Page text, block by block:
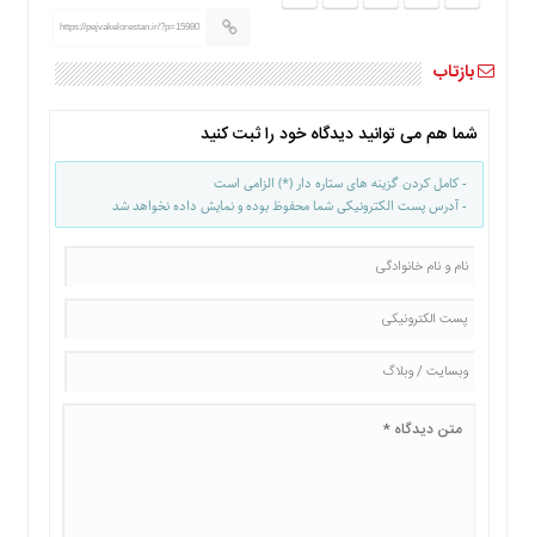
https://pejvakelorestan.ir/?p=15980
بازتاب
شما هم می توانید دیدگاه خود را ثبت کنید
- کامل کردن گزینه های ستاره دار (*) الزامی است
- آدرس پست الکترونیکی شما محفوظ بوده و نمایش داده نخواهد شد